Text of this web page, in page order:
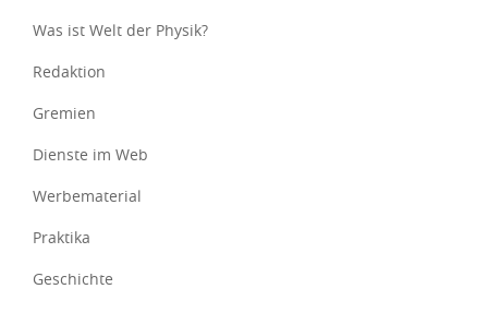
Was ist Welt der Physik?
Redaktion
Gremien
Dienste im Web
Werbematerial
Praktika
Geschichte